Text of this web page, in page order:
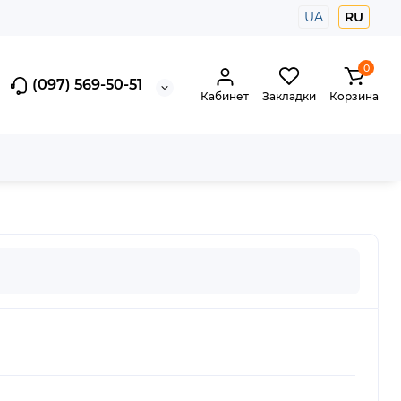
UA RU
(097) 569-50-51
Кабинет Закладки
0
Корзина